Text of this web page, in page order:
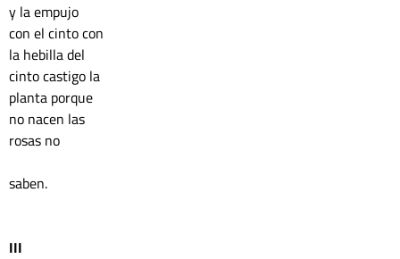
y la empujo
con el cinto con
la hebilla del
cinto castigo la
planta porque
no nacen las
rosas no
saben.
III